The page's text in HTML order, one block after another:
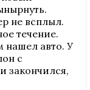
не всплыл.
течение.
нашел авто. У
с
закончился,